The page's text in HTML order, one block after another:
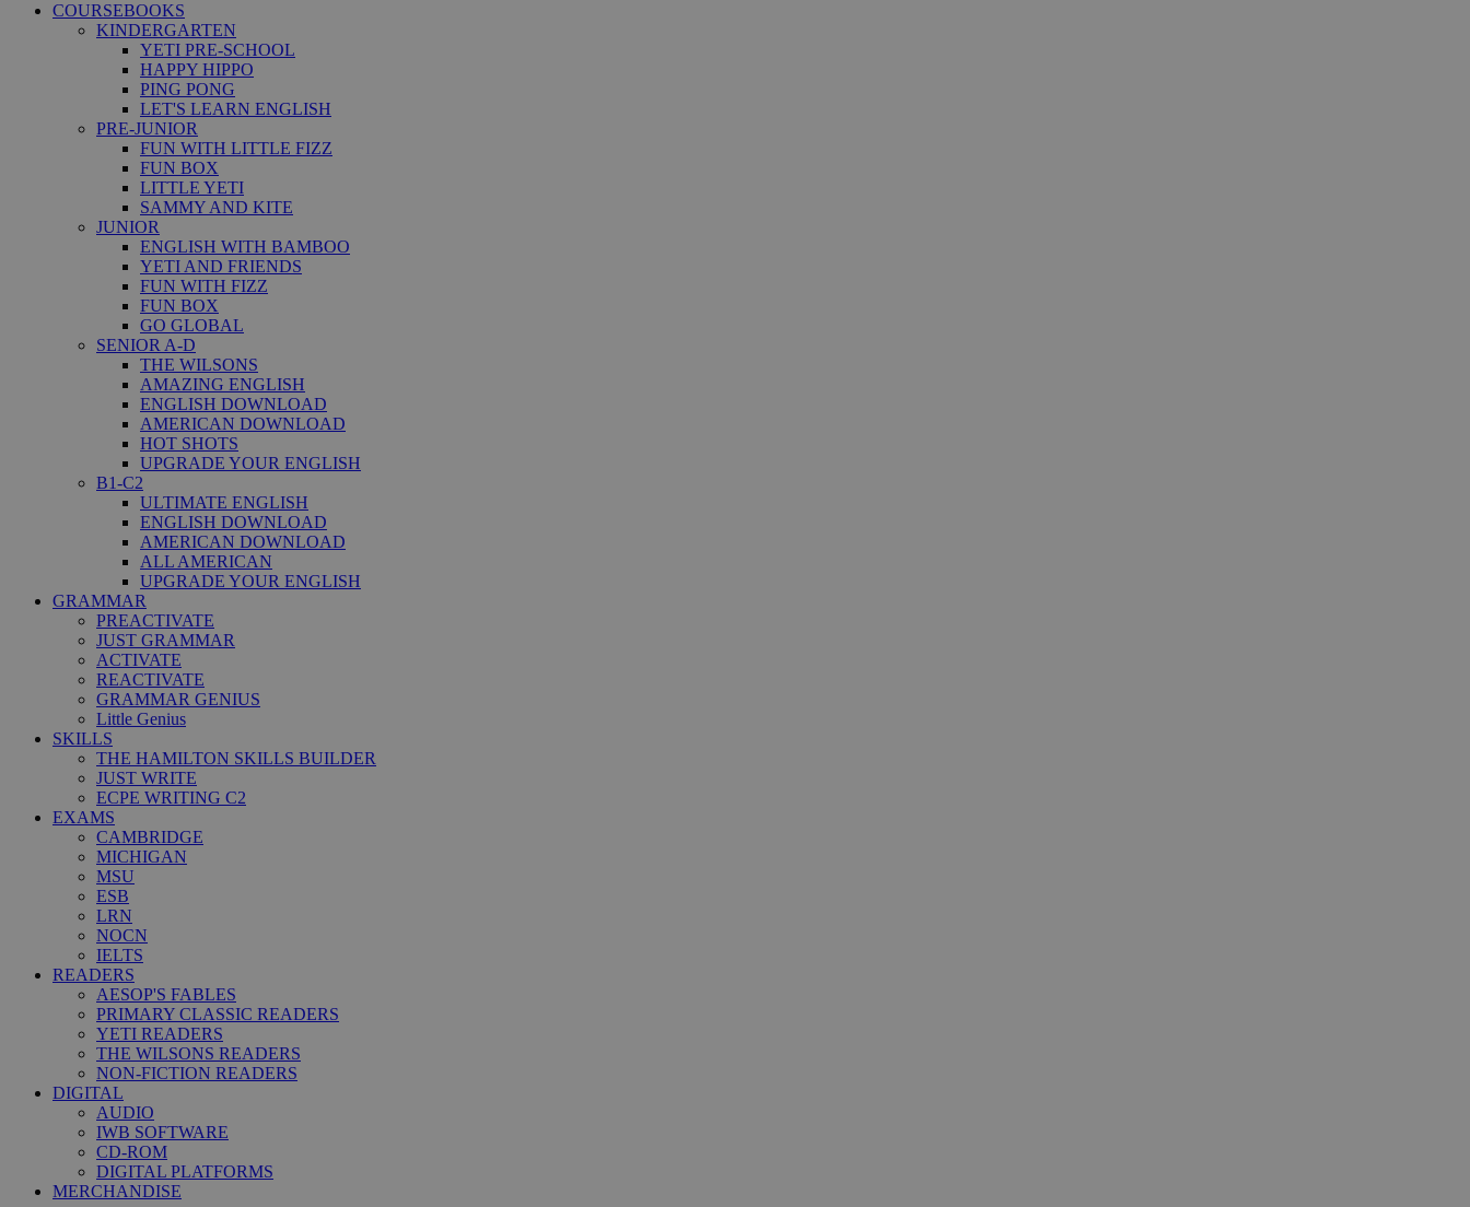
COURSEBOOKS
KINDERGARTEN
YETI PRE-SCHOOL
HAPPY HIPPO
PING PONG
LET'S LEARN ENGLISH
PRE-JUNIOR
FUN WITH LITTLE FIZZ
FUN BOX
LITTLE YETI
SAMMY AND KITE
JUNIOR
ENGLISH WITH BAMBOO
YETI AND FRIENDS
FUN WITH FIZZ
FUN BOX
GO GLOBAL
SENIOR A-D
THE WILSONS
AMAZING ENGLISH
ENGLISH DOWNLOAD
AMERICAN DOWNLOAD
HOT SHOTS
UPGRADE YOUR ENGLISH
B1-C2
ULTIMATE ENGLISH
ENGLISH DOWNLOAD
AMERICAN DOWNLOAD
ALL AMERICAN
UPGRADE YOUR ENGLISH
GRAMMAR
PREACTIVATE
JUST GRAMMAR
ACTIVATE
REACTIVATE
GRAMMAR GENIUS
Little Genius
SKILLS
THE HAMILTON SKILLS BUILDER
JUST WRITE
ECPE WRITING C2
EXAMS
CAMBRIDGE
MICHIGAN
MSU
ESB
LRN
NOCN
IELTS
READERS
AESOP'S FABLES
PRIMARY CLASSIC READERS
YETI READERS
THE WILSONS READERS
NON-FICTION READERS
DIGITAL
AUDIO
IWB SOFTWARE
CD-ROM
DIGITAL PLATFORMS
MERCHANDISE